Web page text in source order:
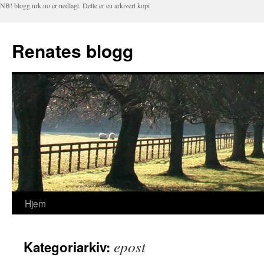
NB! blogg.nrk.no er nedlagt. Dette er en arkivert kopi
Renates blogg
Hopp
innhold
Hjem
Kategoriarkiv: epost